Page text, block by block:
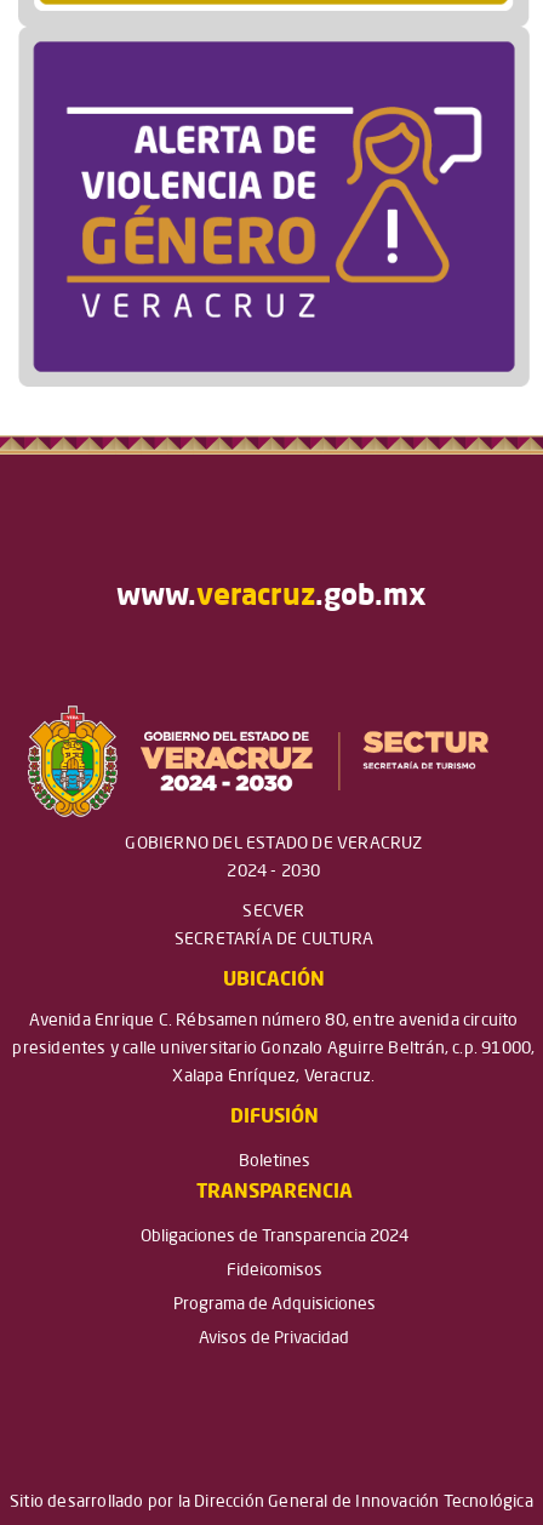
www.veracruz.gob.mx
GOBIERNO DEL ESTADO DE VERACRUZ
2024 - 2030
SECVER
SECRETARÍA DE CULTURA
UBICACIÓN
Avenida Enrique C. Rébsamen número 80, entre avenida circuito
presidentes y calle universitario Gonzalo Aguirre Beltrán, c.p. 91000,
Xalapa Enríquez, Veracruz.
DIFUSIÓN
Boletines
TRANSPARENCIA
Obligaciones de Transparencia 2024
Fideicomisos
Programa de Adquisiciones
Avisos de Privacidad
Sitio desarrollado por la Dirección General de Innovación Tecnológica